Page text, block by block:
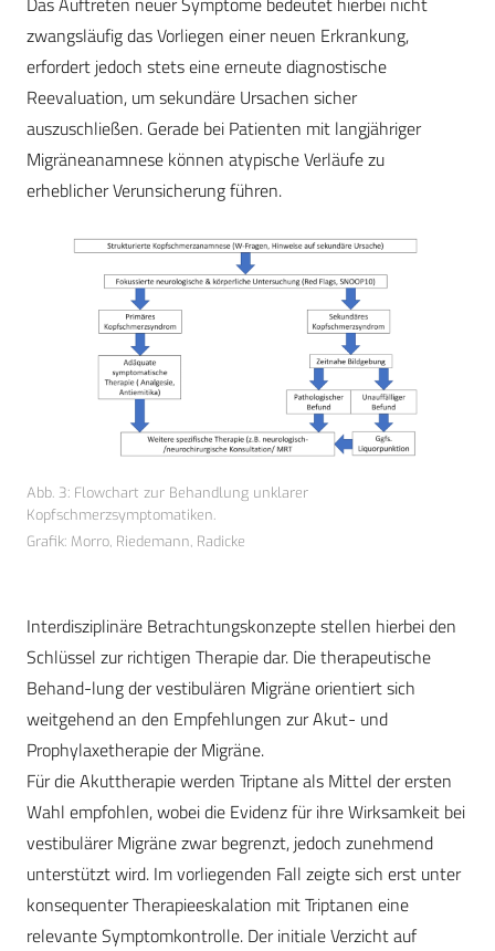
zwangsläufig das Vorliegen einer neuen Erkrankung,
erfordert jedoch stets eine erneute diagnostische
Reevaluation, um sekundäre Ursachen sicher
auszuschließen. Gerade bei Patienten mit langjähriger
Migräneanamnese können atypische Verläufe zu
erheblicher Verunsicherung führen.
Abb. 3: Flowchart zur Behandlung unklarer
Kopfschmerzsymptomatiken.
Grafik: Morro, Riedemann, Radicke
Interdisziplinäre Betrachtungskonzepte stellen hierbei den
Schlüssel zur richtigen Therapie dar. Die therapeutische
Behand-lung der vestibulären Migräne orientiert sich
weitgehend an den Empfehlungen zur Akut- und
Prophylaxetherapie der Migräne.
Für die Akuttherapie werden Triptane als Mittel der ersten
Wahl empfohlen, wobei die Evidenz für ihre Wirksamkeit bei
vestibulärer Migräne zwar begrenzt, jedoch zunehmend
unterstützt wird. Im vorliegenden Fall zeigte sich erst unter
konsequenter Therapieeskalation mit Triptanen eine
relevante Symptomkontrolle. Der initiale Verzicht auf